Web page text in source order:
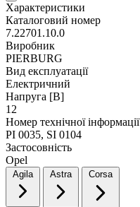
Характеристики
Каталоговий номер
7.22701.10.0
Виробник
PIERBURG
Вид експлуатації
Електричний
Напруга [В]
12
Номер технічної інформації
PI 0035, SI 0104
Застосовність
Opel